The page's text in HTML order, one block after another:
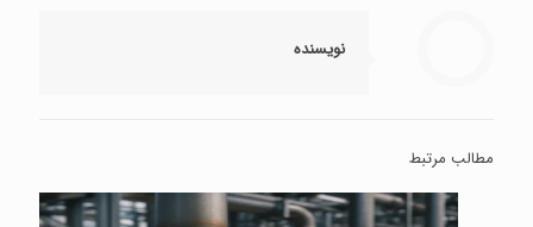
نویسنده
مطالب مرتبط